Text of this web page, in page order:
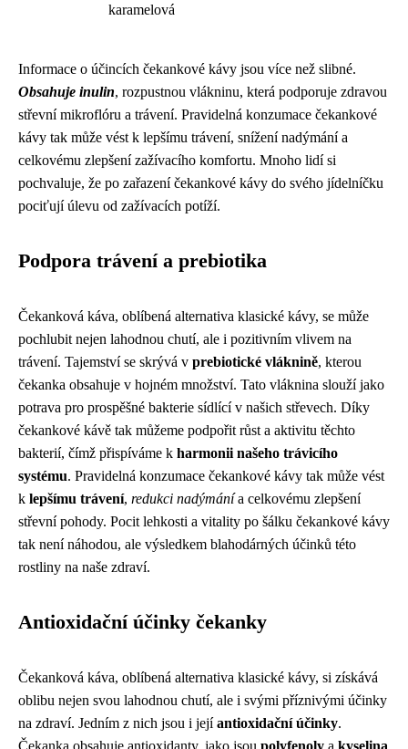
karamelová
Informace o účincích čekankové kávy jsou více než slibné.
Obsahuje inulin, rozpustnou vlákninu, která podporuje zdravou
střevní mikroflóru a trávení. Pravidelná konzumace čekankové
kávy tak může vést k lepšímu trávení, snížení nadýmání a
celkovému zlepšení zažívacího komfortu. Mnoho lidí si
pochvaluje, že po zařazení čekankové kávy do svého jídelníčku
pociťují úlevu od zažívacích potíží.
Podpora trávení a prebiotika
Čekanková káva, oblíbená alternativa klasické kávy, se může
pochlubit nejen lahodnou chutí, ale i pozitivním vlivem na
trávení. Tajemství se skrývá v prebiotické vláknině, kterou
čekanka obsahuje v hojném množství. Tato vláknina slouží jako
potrava pro prospěšné bakterie sídlící v našich střevech. Díky
čekankové kávě tak můžeme podpořit růst a aktivitu těchto
bakterií, čímž přispíváme k harmonii našeho trávicího
systému. Pravidelná konzumace čekankové kávy tak může vést
k lepšímu trávení, redukci nadýmánía celkovému zlepšení
střevní pohody. Pocit lehkosti a vitality po šálku čekankové kávy
tak není náhodou, ale výsledkem blahodárných účinků této
rostliny na naše zdraví.
Antioxidační účinky čekanky
Čekanková káva, oblíbená alternativa klasické kávy, si získává
oblibu nejen svou lahodnou chutí, ale i svými příznivými účinky
na zdraví. Jedním z nich jsou i jejíantioxidační účinky.
Čekanka obsahuje antioxidanty, jako jsou polyfenoly a kyselina